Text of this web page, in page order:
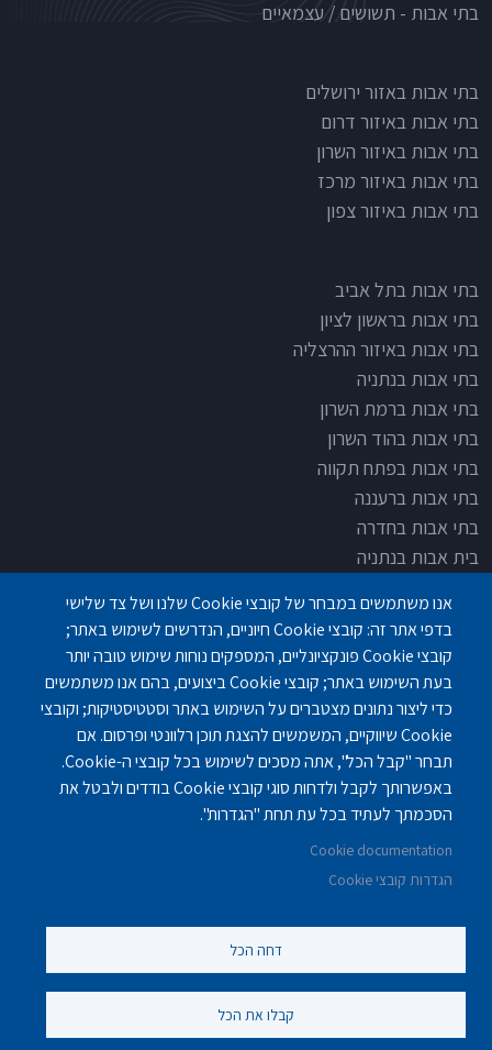
בתי אבות - תשושים / עצמאיים
בתי אבות לפי אזורים
בתי אבות באזור ירושלים
בתי אבות באיזור דרום
בתי אבות באיזור השרון
בתי אבות באיזור מרכז
בתי אבות באיזור צפון
בתי אבות בתל אביב
בתי אבות בראשון לציון
בתי אבות באיזור ההרצליה
בתי אבות בנתניה
בתי אבות ברמת השרון
בתי אבות בהוד השרון
בתי אבות בפתח תקווה
בתי אבות ברעננה
בתי אבות בחדרה
בית אבות בנתניה
בית אבות בפתח תקוה
בית בלב כפר סבא
בית אבות בחיפה
פנחס לבון 18 ,לב יסמין, קומה-2, נתניה
077-5420695
אנו משתמשים במבחר של קובצי Cookie שלנו ושל צד שלישי
בדפי אתר זה: קובצי Cookie חיוניים, הנדרשים לשימוש באתר;
קובצי Cookie פונקציונליים, המספקים נוחות שימוש טובה יותר
בעת השימוש באתר; קובצי Cookie ביצועים, בהם אנו משתמשים
כדי ליצור נתונים מצטברים על השימוש באתר וסטטיסטיקות; וקובצי
Cookie שיווקיים, המשמשים להצגת תוכן רלוונטי ופרסום. אם
תבחר "קבל הכל", אתה מסכים לשימוש בכל קובצי ה-Cookie.
באפשרותך לקבל ולדחות סוגי קובצי Cookie בודדים ולבטל את
הסכמתך לעתיד בכל עת תחת "הגדרות".
Cookie documentation
הגדרות קובצי Cookie
דחה הכל
קבלו את הכל
נוקה ווב סטודיו2010 - 2025.
כול הזכויות שמורות לסטודיו נוקה
עיצוב ופיתוח אתרי אינטרנט